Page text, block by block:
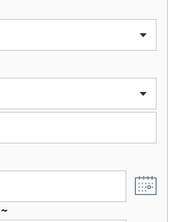
~